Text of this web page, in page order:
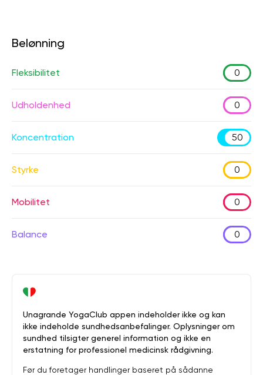
Belønning
Fleksibilitet 0
Udholdenhed 0
Koncentration 50
Styrke 0
Mobilitet 0
Balance 0
Unagrande YogaClub appen indeholder ikke og kan
ikke indeholde sundhedsanbefalinger. Oplysninger om
sundhed tilsigter generel information og ikke en
erstatning for professionel medicinsk rådgivning.
Før du foretager handlinger baseret på sådanne